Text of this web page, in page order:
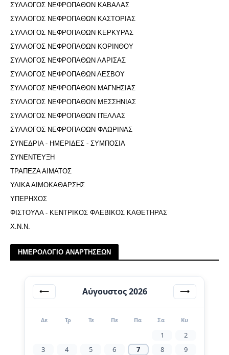
ΣΥΛΛΟΓΟΣ ΝΕΦΡΟΠΑΘΩΝ ΚΑΒΑΛΑΣ
ΣΥΛΛΟΓΟΣ ΝΕΦΡΟΠΑΘΩΝ ΚΑΣΤΟΡΙΑΣ
ΣΥΛΛΟΓΟΣ ΝΕΦΡΟΠΑΘΩΝ ΚΕΡΚΥΡΑΣ
ΣΥΛΛΟΓΟΣ ΝΕΦΡΟΠΑΘΩΝ ΚΟΡΙΝΘΟΥ
ΣΥΛΛΟΓΟΣ ΝΕΦΡΟΠΑΘΩΝ ΛΑΡΙΣΑΣ
ΣΥΛΛΟΓΟΣ ΝΕΦΡΟΠΑΘΩΝ ΛΕΣΒΟΥ
ΣΥΛΛΟΓΟΣ ΝΕΦΡΟΠΑΘΩΝ ΜΑΓΝΗΣΙΑΣ
ΣΥΛΛΟΓΟΣ ΝΕΦΡΟΠΑΘΩΝ ΜΕΣΣΗΝΙΑΣ
ΣΥΛΛΟΓΟΣ ΝΕΦΡΟΠΑΘΩΝ ΠΈΛΛΑΣ
ΣΥΛΛΟΓΟΣ ΝΕΦΡΟΠΑΘΩΝ ΦΛΩΡΙΝΑΣ
ΣΥΝΕΔΡΙΑ - ΗΜΕΡΙΔΕΣ - ΣΥΜΠΟΣΙΑ
ΣΥΝΕΝΤΕΥΞΗ
ΤΡΑΠΕΖΑ ΑΙΜΑΤΟΣ
ΥΛΙΚΑ ΑΙΜΟΚΑΘΑΡΣΗΣ
ΥΠΕΡΗΧΟΣ
ΦΙΣΤΟΥΛΑ - ΚΕΝΤΡΙΚΟΣ ΦΛΕΒΙΚΟΣ ΚΑΘΕΤΗΡΑΣ
Χ.Ν.Ν.
ΗΜΕΡΟΛΟΓΙΟ ΑΝΑΡΤΗΣΕΩΝ
⟵ Αύγουστος 2026 ⟶
Δε Τρ Τε Πε Πα Σα Κυ
1
2
3
4 5 6 7 8
9